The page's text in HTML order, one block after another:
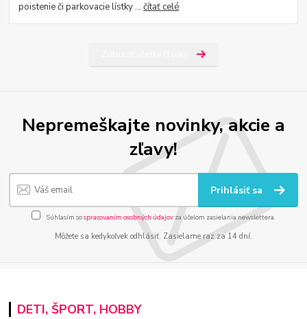
poistenie či parkovacie lístky ...čítať celé
Nepremeškajte novinky, akcie a
zľavy!
Prihlásiť sa
Súhlasím sospracovaním osobných údajov za účelom zasielania newslettera.
Môžete sa kedykoľvek odhlásiť. Zasielame raz za 14 dní.
DETI, ŠPORT, HOBBY